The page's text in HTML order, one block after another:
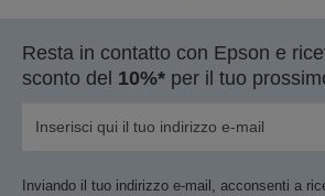
Resta in contatto con Epson e
sconto del 10%* per il tuo
Inviando il tuo indirizzo e-mail, acconsenti a